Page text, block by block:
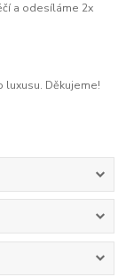
a odesíláme 2x
luxusu. Děkujeme!